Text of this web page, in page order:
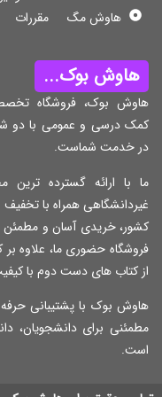
هاوش مگ
مقررات
بوک...
بوک، فروشگاه تخصصی
درسی و عمومی با دو شیوه
خدمت شماست.
با ارائه گسترده ترین
همراه با تخفیف
خریدی آسان و مطمئن برای
حضوری ما، علاوه بر
کتاب های دست دوم با کیفیت
بوک با پشتیبانی حرفه ای و
برای دانشجویان، دانش